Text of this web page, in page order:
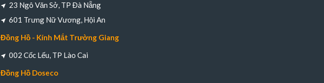
23 Ngô Văn Sở, TP Đà Nẵng
601 Trưng Nữ Vương, Hội An
Đồng Hồ - Kính Mắt Trường Giang
002 Cốc Lếu, TP Lào Cai
Đồng Hồ Doseco